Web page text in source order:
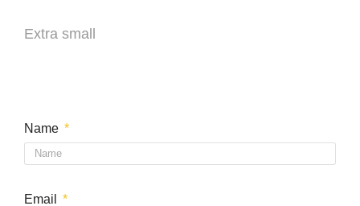
Extra small
Name
Email